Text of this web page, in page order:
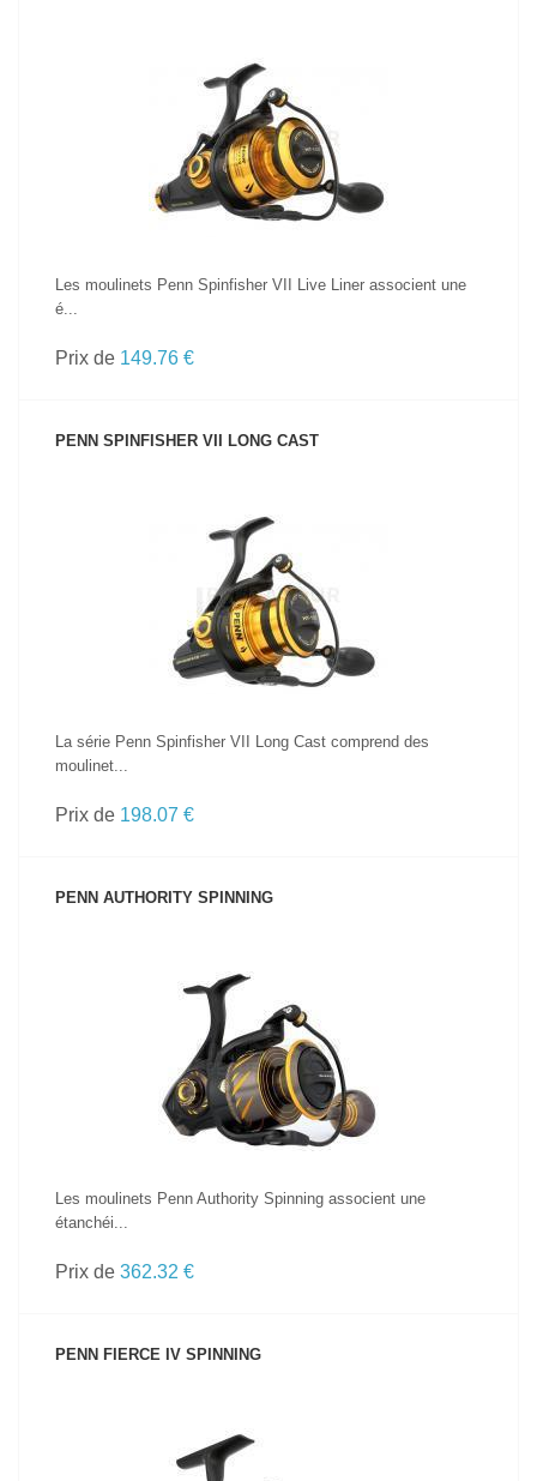
VOIR LE PRODUIT
Les moulinets Penn Spinfisher VII Live Liner associent une
é...
Prix de 149.76 €
PENN SPINFISHER VII LONG CAST
VOIR LE PRODUIT
La série Penn Spinfisher VII Long Cast comprend des
moulinet...
Prix de 198.07 €
PENN AUTHORITY SPINNING
VOIR LE PRODUIT
Les moulinets Penn Authority Spinning associent une
étanchéi...
Prix de 362.32 €
PENN FIERCE IV SPINNING
VOIR LE PRODUIT